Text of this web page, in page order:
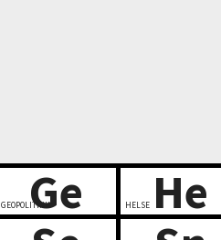
Ge
GEOPOLITIKK He
HELSE